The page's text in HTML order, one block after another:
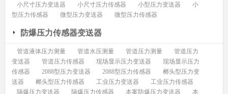
小尺寸压力变送器 小尺寸压力传感器 小型压力变送器
小
型压力传感器
微型压力变送器 微型压力传感器
防爆压力传感器变送器
管道液体压力测量 管道水压测量 管道压力测量
管道压力
变送器
管道压力传感器 现场显示压力变送器
现场显示压力
传感器
2088型压力变送器 2088型压力传感器
榔头型压力变
送器
榔头型压力传感器 工业压力变送器
工业压力传感器
隔爆压力变送器
隔爆压力传感器 本案防爆压力变送器
本